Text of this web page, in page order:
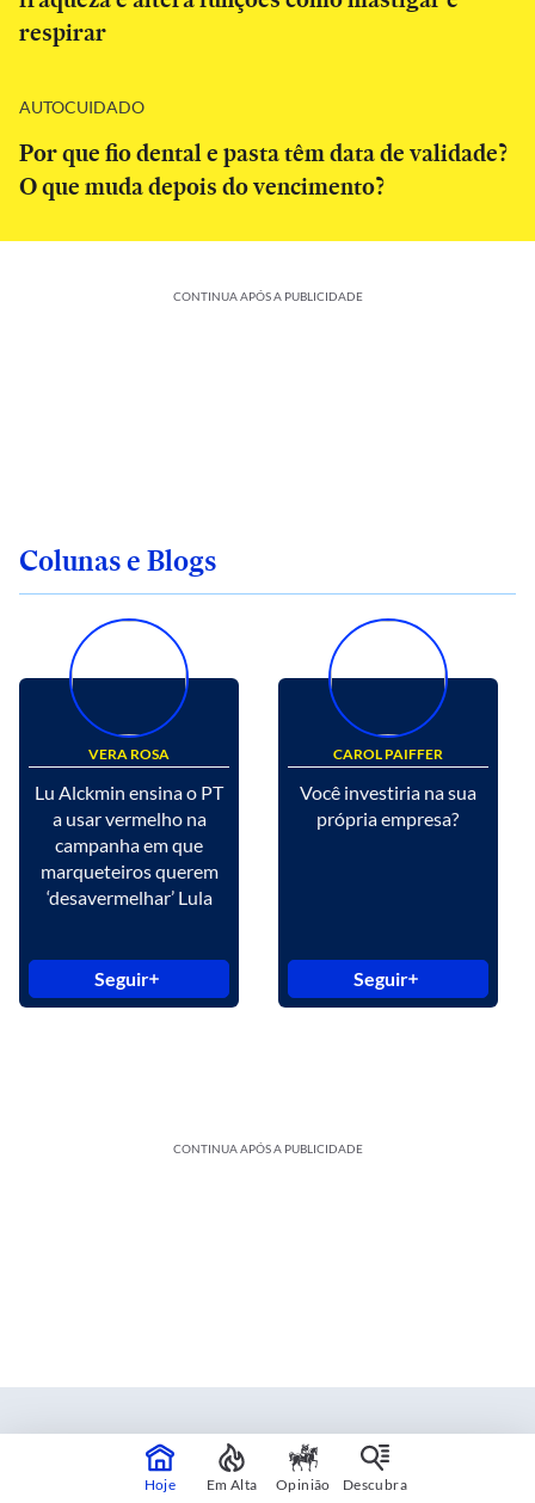
respirar
AUTOCUIDADO
Por que fio dental e pasta têm data de validade?
O que muda depois do vencimento?
CONTINUA APÓS A PUBLICIDADE
Colunas e Blogs
VERA ROSA
Lu Alckmin ensina o PT
a usar vermelho na
campanha em que
marqueteiros querem
‘desavermelhar’ Lula
Seguir
CAROL PAIFFER
Você investiria na sua
própria empresa?
Seguir
CONTINUA APÓS A PUBLICIDADE
Estadão Blue Studio
Hoje Em Alta Opinião Descubra